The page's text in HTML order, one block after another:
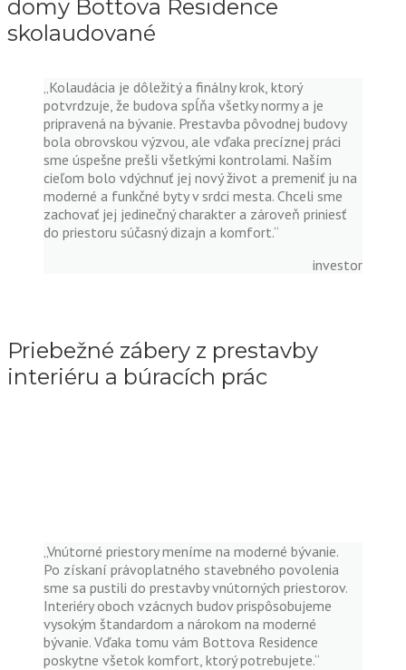
domy Bottova Residence
skolaudované
„Kolaudácia je dôležitý a finálny krok, ktorý
potvrdzuje, že budova spĺňa všetky normy a je
pripravená na bývanie. Prestavba pôvodnej budovy
bola obrovskou výzvou, ale vďaka precíznej práci
sme úspešne prešli všetkými kontrolami. Naším
cieľom bolo vdýchnuť jej nový život a premeniť ju na
moderné a funkčné byty v srdci mesta. Chceli sme
zachovať jej jedinečný charakter a zároveň priniesť
do priestoru súčasný dizajn a komfort.“
investor
Priebežné zábery z prestavby
interiéru a búracích prác
„Vnútorné priestory meníme na moderné bývanie.
Po získaní právoplatného stavebného povolenia
sme sa pustili do prestavby vnútorných priestorov.
Interiéry oboch vzácnych budov prispôsobujeme
vysokým štandardom a nárokom na moderné
bývanie. Vďaka tomu vám Bottova Residence
poskytne všetok komfort, ktorý potrebujete.“